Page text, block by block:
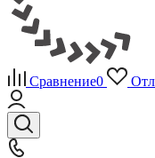
Сравнение0